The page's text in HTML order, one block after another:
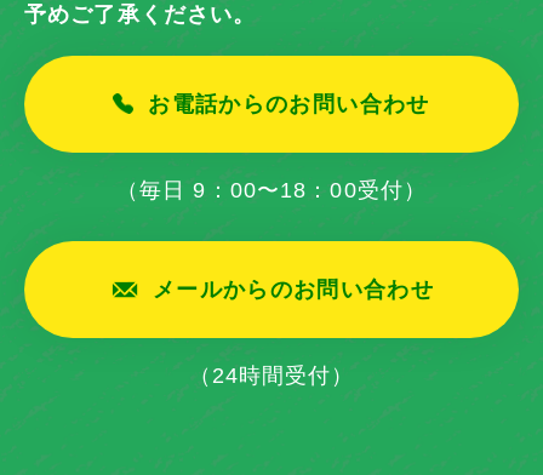
予めご了承ください。
お電話からのお問い合わせ
（毎日 9：00〜18：00受付）
メールからのお問い合わせ
（24時間受付）